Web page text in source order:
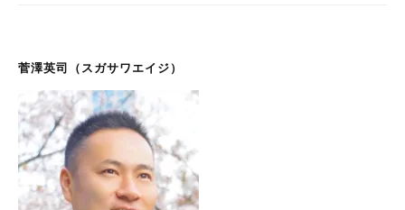
菅澤英司（スガサワエイジ）